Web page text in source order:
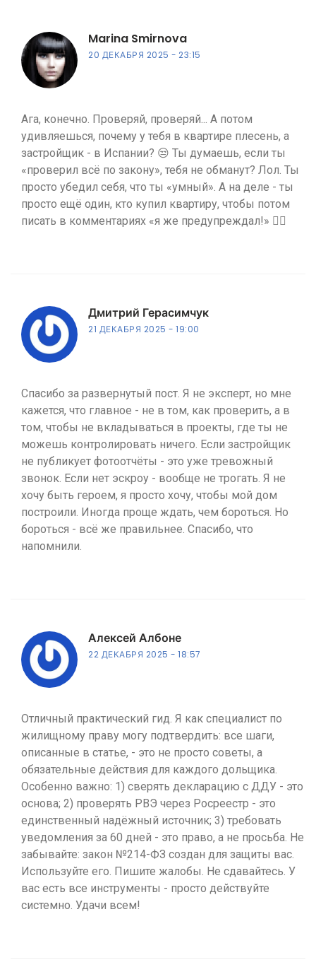
Marina Smirnova
20 ДЕКАБРЯ 2025 23:15
Ага, конечно. Проверяй, проверяй... А потом
удивляешься, почему у тебя в квартире плесень, а
застройщик - в Испании? 😒 Ты думаешь, если ты
«проверил всё по закону», тебя не обманут? Лол. Ты
просто убедил себя, что ты «умный». А на деле - ты
просто ещё один, кто купил квартиру, чтобы потом
писать в комментариях «я же предупреждал!» 🤦‍♀️
Дмитрий Герасимчук
21 ДЕКАБРЯ 2025 19:00
Спасибо за развернутый пост. Я не эксперт, но мне
кажется, что главное - не в том, как проверить, а в
том, чтобы не вкладываться в проекты, где ты не
можешь контролировать ничего. Если застройщик
не публикует фотоотчёты - это уже тревожный
звонок. Если нет эскроу - вообще не трогать. Я не
хочу быть героем, я просто хочу, чтобы мой дом
построили. Иногда проще ждать, чем бороться. Но
бороться - всё же правильнее. Спасибо, что
напомнили.
Алексей Албоне
22 ДЕКАБРЯ 2025 18:57
Отличный практический гид. Я как специалист по
жилищному праву могу подтвердить: все шаги,
описанные в статье, - это не просто советы, а
обязательные действия для каждого дольщика.
Особенно важно: 1) сверять декларацию с ДДУ - это
основа; 2) проверять РВЭ через Росреестр - это
единственный надёжный источник; 3) требовать
уведомления за 60 дней - это право, а не просьба. Не
забывайте: закон №214-ФЗ создан для защиты вас.
Используйте его. Пишите жалобы. Не сдавайтесь. У
вас есть все инструменты - просто действуйте
системно. Удачи всем!